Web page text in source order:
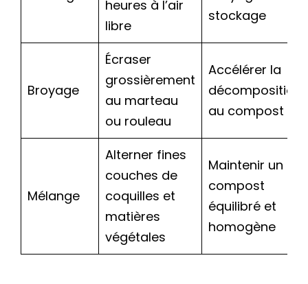
heures à l’air
libre
stockage
Broyage
Écraser
grossièrement
au marteau
ou rouleau
Accélérer la
décomposition
au compost
Mélange
Alterner fines
couches de
coquilles et
matières
végétales
Maintenir un
compost
équilibré et
homogène